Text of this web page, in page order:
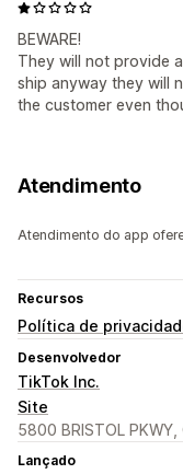
BEWARE!
They will not provide
ship anyway they will
the customer even
Atendimento
Atendimento do app
Recursos
Política de
Desenvolvedor
TikTok Inc.
Site
5800 BRISTOL
Lançado